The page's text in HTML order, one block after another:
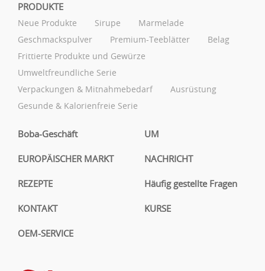
PRODUKTE
Neue Produkte Sirupe
Marmelade
Geschmackspulver
Premium-Teeblätter
Belag
Frittierte Produkte und Gewürze
Umweltfreundliche Serie
Verpackungen & Mitnahmebedarf
Ausrüstung
Gesunde & Kalorienfreie Serie
Boba-Geschäft UM
EUROPÄISCHER MARKT NACHRICHT
REZEPTE Häufig gestellte Fragen
KONTAKT KURSE
OEM-SERVICE